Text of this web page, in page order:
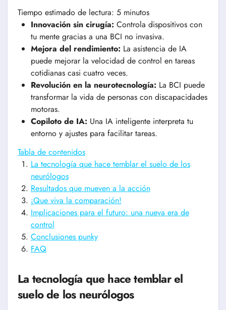
Tiempo estimado de lectura: 5 minutos
Innovación sin cirugía: Controla dispositivos con
tu mente gracias a una BCI no invasiva.
Mejora del rendimiento: La asistencia de IA
puede mejorar la velocidad de control en tareas
cotidianas casi cuatro veces.
Revolución en la neurotecnología: La BCI puede
transformar la vida de personas con discapacidades
motoras.
Copiloto de IA: Una IA inteligente interpreta tu
entorno y ajustes para facilitar tareas.
Tabla de contenidos
La tecnología que hace temblar el suelo de los
neurólogos
Resultados que mueven a la acción
¡Que viva la comparación!
Implicaciones para el futuro: una nueva era de
control
Conclusiones punky
FAQ
La tecnología que hace temblar el
suelo de los neurólogos